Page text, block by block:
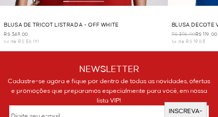
BLUSA DE TRICOT LISTRADA - OFF WHITE
R$ 348,00
6x de R$ 58,00
BLUSA DECOTE
WHITE
R$ 398,00R$ 119,00
6x de R$ 19,83
NEWSLETTER
Cadastre-se agora e fique por dentro de todas as novidades, ofertas
e promoções que preparamos especialmente para você, em nossa
lista VIP!
INSCREVA-